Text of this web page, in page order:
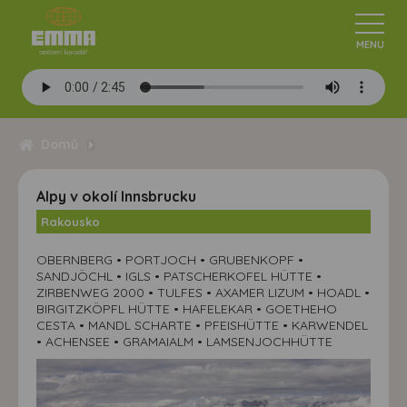
Alpy v okolí Innsbrucku
Rakousko
OBERNBERG • PORTJOCH • GRUBENKOPF •
SANDJÖCHL • IGLS • PATSCHERKOFEL HÜTTE •
ZIRBENWEG 2000 • TULFES • AXAMER LIZUM • HOADL •
BIRGITZKÖPFL HÜTTE • HAFELEKAR • GOETHEHO
CESTA • MANDL SCHARTE • PFEISHÜTTE • KARWENDEL
• ACHENSEE • GRAMAIALM • LAMSENJOCHHÜTTE